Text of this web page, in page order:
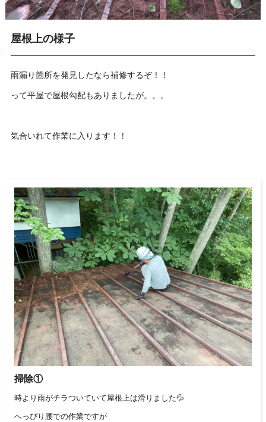
屋根上の様子
雨漏り箇所を発見したなら補修するぞ！！
って平屋で屋根勾配もありましたが。。。
気合いれて作業に入ります！！
掃除①
時より雨がチラついていて屋根上は滑りました💦
へっぴり腰での作業ですが